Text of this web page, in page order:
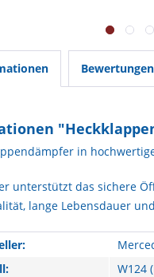
Bewertungen
in
unterstützt das sichere
lange Lebensdauer
W124